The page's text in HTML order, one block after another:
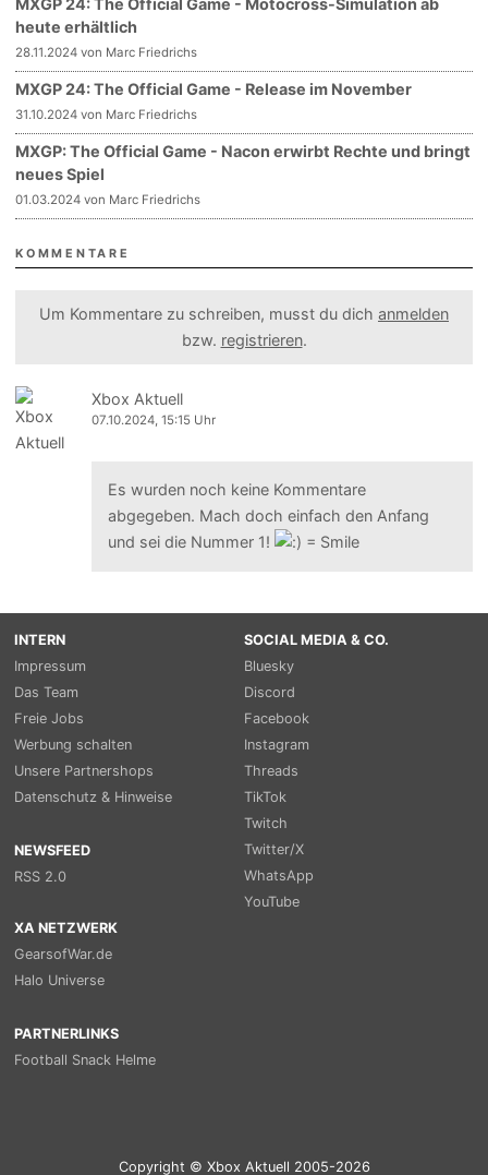
heute erhältlich
28.11.2024 von Marc Friedrichs
MXGP 24: The Official Game - Release im November
31.10.2024 von Marc Friedrichs
MXGP: The Official Game - Nacon erwirbt Rechte und bringt
neues Spiel
01.03.2024 von Marc Friedrichs
KOMMENTARE
Um Kommentare zu schreiben, musst du dich anmelden
bzw. registrieren.
Xbox Aktuell
07.10.2024, 15:15 Uhr
Es wurden noch keine Kommentare
abgegeben. Mach doch einfach den Anfang
und sei die Nummer 1!
INTERN
Impressum
Das Team
Freie Jobs
Werbung schalten
Unsere Partnershops
Datenschutz & Hinweise
NEWSFEED
RSS 2.0
SOCIAL MEDIA & CO.
Bluesky
Discord
Facebook
Instagram
Threads
TikTok
Twitch
Twitter/X
WhatsApp
YouTube
XA NETZWERK
GearsofWar.de
Halo Universe
PARTNERLINKS
Football Snack Helme
Copyright © Xbox Aktuell 2005-2026